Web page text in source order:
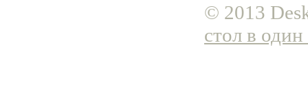
© 2013
стол в